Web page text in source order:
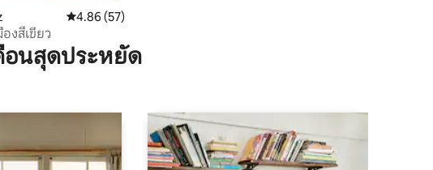
คะแนนเฉลี่ย 4.86 จาก 5, 57 รีวิว
4.86 (57)
งสีเขียว
อนสุดประหยัด